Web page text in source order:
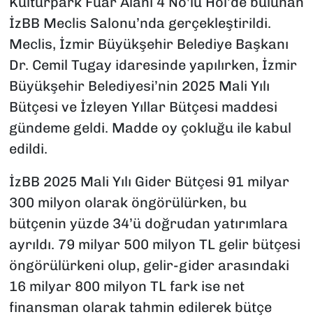
İzBB Meclis Salonu’nda gerçekleştirildi.
Meclis, İzmir Büyükşehir Belediye Başkanı
Dr. Cemil Tugay idaresinde yapılırken, İzmir
Büyükşehir Belediyesi’nin 2025 Mali Yılı
Bütçesi ve İzleyen Yıllar Bütçesi maddesi
gündeme geldi. Madde oy çokluğu ile kabul
edildi.
İzBB 2025 Mali Yılı Gider Bütçesi 91 milyar
300 milyon olarak öngörülürken, bu
bütçenin yüzde 34’ü doğrudan yatırımlara
ayrıldı. 79 milyar 500 milyon TL gelir bütçesi
öngörülürkeni olup, gelir-gider arasındaki
16 milyar 800 milyon TL fark ise net
finansman olarak tahmin edilerek bütçe